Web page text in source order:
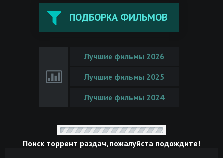
ПОДБОРКА ФИЛЬМОВ
Лучшие фильмы 2026
Лучшие фильмы 2025
Лучшие фильмы 2024
Поиск торрент раздач, пожалуйста подождите!